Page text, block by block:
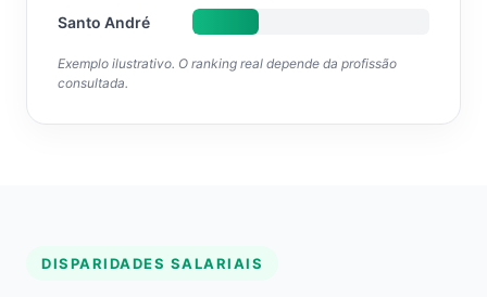
Santo André
Exemplo ilustrativo. O ranking real depende da profissão
consultada.
DISPARIDADES SALARIAIS